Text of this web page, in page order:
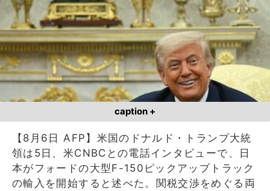
caption +
【8月6日 AFP】米国のドナルド・トランプ大統
領は5日、米CNBCとの電話インタビューで、日
本がフォードの大型F-150ピックアップトラック
の輸入を開始すると述べた。関税交渉をめぐる両